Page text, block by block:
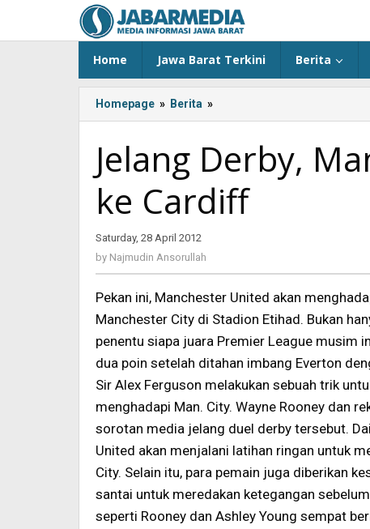
content
Home Jawa Barat Terkini Berita
Homepage » Berita »
-:IN-
>Jelang
Derby,
Man.
<!-
>
Jelang Derby,
ke Cardiff
Saturday, 28 April 2012
by Najmudin Ansorullah
Pekan ini, Manchester United akan
Manchester City di Stadion Etihad. Bukan
penentu siapa juara Premier League musim
dua poin setelah ditahan imbang Everton
Sir Alex Ferguson melakukan sebuah trik
menghadapi Man. City. Wayne Rooney dan
sorotan media jelang duel derby tersebut.
United akan menjalani latihan ringan untuk
City. Selain itu, para pemain juga diberikan
santai untuk meredakan ketegangan
seperti Rooney dan Ashley Young sempat